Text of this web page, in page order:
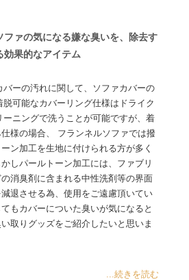
ファの気になる嫌な臭いを、除去す
効果的なアイテム
バーの汚れに関して、ソファカバーの
脱可能なカバーリング仕様はドライク
ーニングで洗うことが可能ですが、着
様の場合、 フランネルソファでは撥
ン加工を生地に付けられる方が多く
しパールトーン加工には、ファブリ
消臭剤に含まれる中性洗剤等の界面
退させる為、使用をご遠慮頂いてい
もカバーについた臭いが気になると
取りグッズをご紹介したいと思いま
...続きを読む